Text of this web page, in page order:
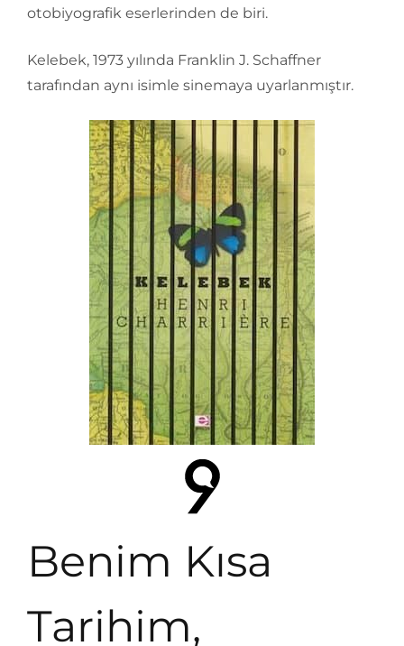
otobiyografik eserlerinden de biri.
Kelebek, 1973 yılında Franklin J. Schaffner
tarafından aynı isimle sinemaya uyarlanmıştır.
Benim Kısa
Tarihim,